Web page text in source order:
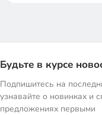
Будьте в курсе
Подпишитесь на
узнавайте о новинках и
предложениях первыми